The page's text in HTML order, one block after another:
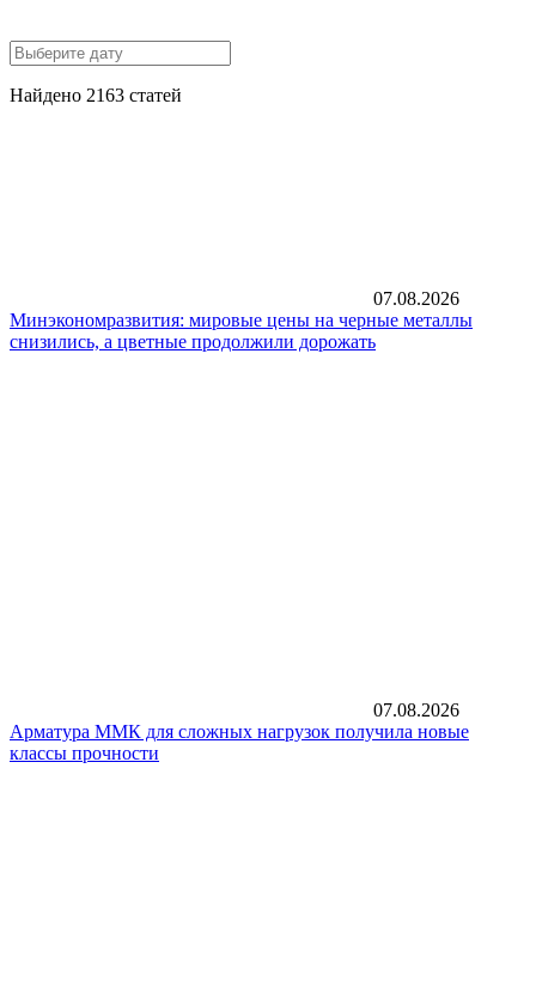
Найдено 2163 статей
07.08.2026
Минэкономразвития: мировые цены на черные металлы
снизились, а цветные продолжили дорожать
07.08.2026
Арматура ММК для сложных нагрузок получила новые
классы прочности